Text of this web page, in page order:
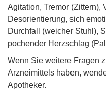
Agitation, Tremor (Zittern),
Desorientierung, sich
Durchfall (weicher Stuhl),
pochender Herzschlag
Wenn Sie weitere Fragen
Arzneimittels haben,
Apotheker.